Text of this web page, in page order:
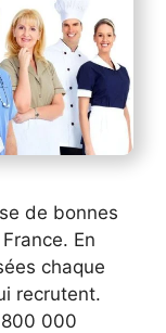
de bonnes
En
chaque
recrutent.
800 000